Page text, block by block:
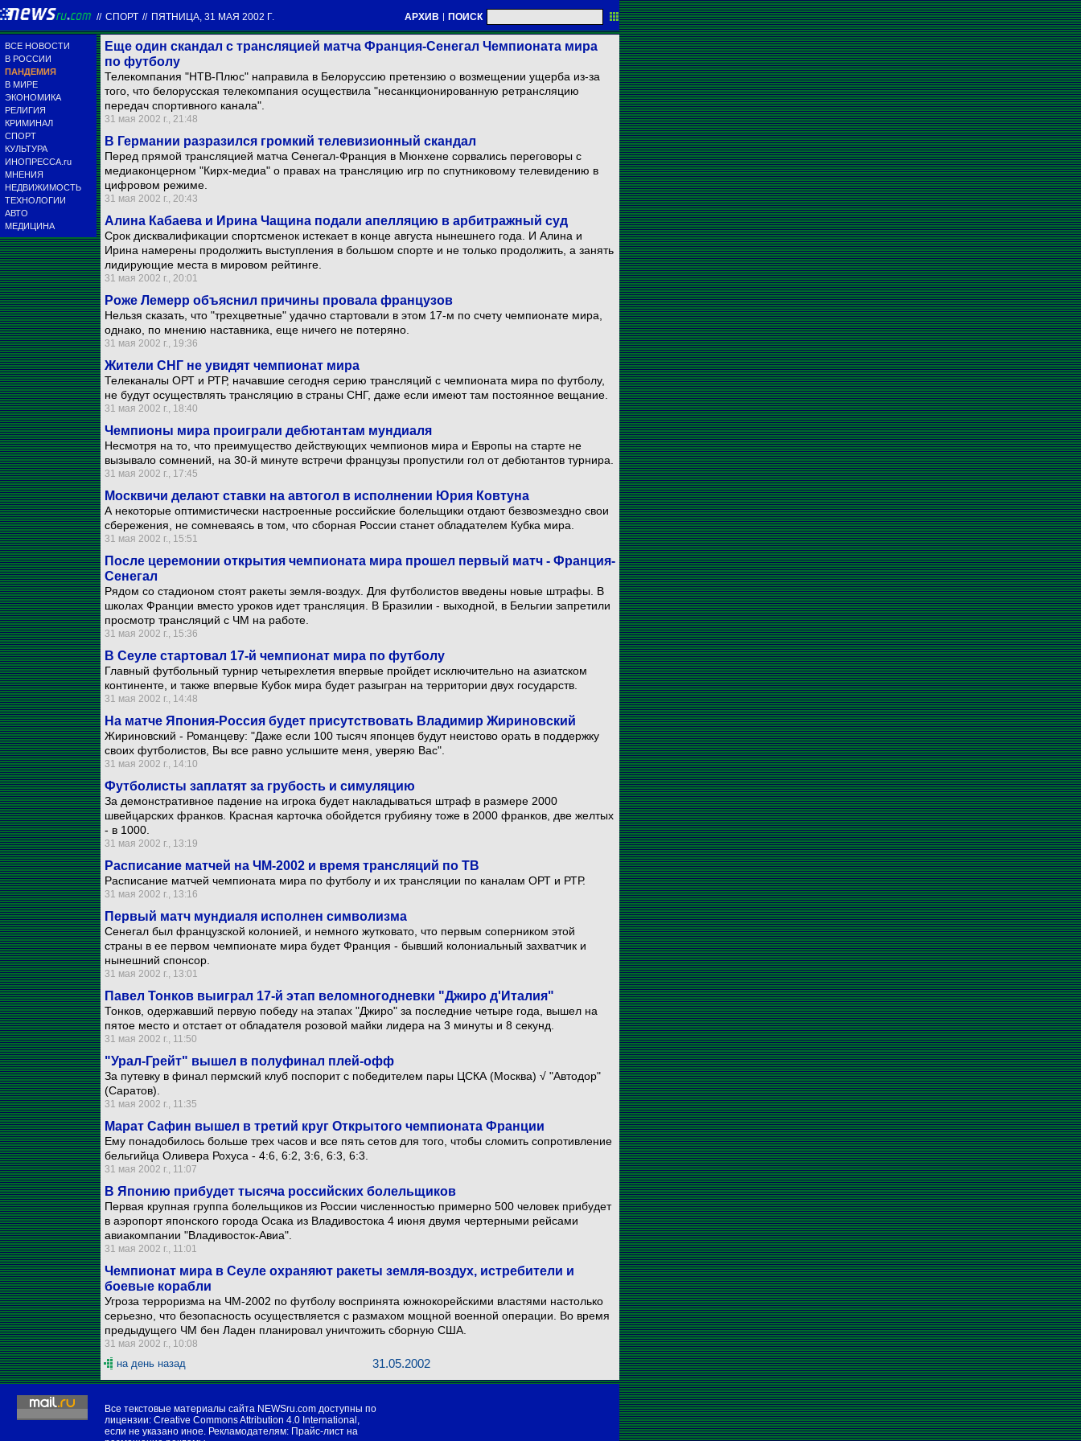
// СПОРТ // ПЯТНИЦА, 31 МАЯ 2002 Г. АРХИВ | ПОИСК
ВСЕ НОВОСТИ
В РОССИИ
ПАНДЕМИЯ
В МИРЕ
ЭКОНОМИКА
РЕЛИГИЯ
КРИМИНАЛ
СПОРТ
КУЛЬТУРА
ИНОПРЕССА.ru
МНЕНИЯ
НЕДВИЖИМОСТЬ
ТЕХНОЛОГИИ
АВТО
МЕДИЦИНА
Еще один скандал с трансляцией матча Франция-Сенегал Чемпионата мира
по футболу
Телекомпания "НТВ-Плюс" направила в Белоруссию претензию о возмещении ущерба из-за
того, что белорусская телекомпания осуществила "несанкционированную ретрансляцию
передач спортивного канала".
31 мая 2002 г., 21:48
В Германии разразился громкий телевизионный скандал
Перед прямой трансляцией матча Сенегал-Франция в Мюнхене сорвались переговоры с
медиаконцерном "Кирх-медиа" о правах на трансляцию игр по спутниковому телевидению в
цифровом режиме.
31 мая 2002 г., 20:43
Алина Кабаева и Ирина Чащина подали апелляцию в арбитражный суд
Срок дисквалификации спортсменок истекает в конце августа нынешнего года. И Алина и
Ирина намерены продолжить выступления в большом спорте и не только продолжить, а занять
лидирующие места в мировом рейтинге.
31 мая 2002 г., 20:01
Роже Лемерр объяснил причины провала французов
Нельзя сказать, что "трехцветные" удачно стартовали в этом 17-м по счету чемпионате мира,
однако, по мнению наставника, еще ничего не потеряно.
31 мая 2002 г., 19:36
Жители СНГ не увидят чемпионат мира
Телеканалы ОРТ и РТР, начавшие сегодня серию трансляций с чемпионата мира по футболу,
не будут осуществлять трансляцию в страны СНГ, даже если имеют там постоянное вещание.
31 мая 2002 г., 18:40
Чемпионы мира проиграли дебютантам мундиаля
Несмотря на то, что преимущество действующих чемпионов мира и Европы на старте не
вызывало сомнений, на 30-й минуте встречи французы пропустили гол от дебютантов турнира.
31 мая 2002 г., 17:45
Москвичи делают ставки на автогол в исполнении Юрия Ковтуна
А некоторые оптимистически настроенные российские болельщики отдают безвозмездно свои
сбережения, не сомневаясь в том, что сборная России станет обладателем Кубка мира.
31 мая 2002 г., 15:51
После церемонии открытия чемпионата мира прошел первый матч - Франция-
Сенегал
Рядом со стадионом стоят ракеты земля-воздух. Для футболистов введены новые штрафы. В
школах Франции вместо уроков идет трансляция. В Бразилии - выходной, в Бельгии запретили
просмотр трансляций с ЧМ на работе.
31 мая 2002 г., 15:36
В Сеуле стартовал 17-й чемпионат мира по футболу
Главный футбольный турнир четырехлетия впервые пройдет исключительно на азиатском
континенте, и также впервые Кубок мира будет разыгран на территории двух государств.
31 мая 2002 г., 14:48
На матче Япония-Россия будет присутствовать Владимир Жириновский
Жириновский - Романцеву: "Даже если 100 тысяч японцев будут неистово орать в поддержку
своих футболистов, Вы все равно услышите меня, уверяю Вас".
31 мая 2002 г., 14:10
Футболисты заплатят за грубость и симуляцию
За демонстративное падение на игрока будет накладываться штраф в размере 2000
швейцарских франков. Красная карточка обойдется грубияну тоже в 2000 франков, две желтых
- в 1000.
31 мая 2002 г., 13:19
Расписание матчей на ЧМ-2002 и время трансляций по ТВ
Расписание матчей чемпионата мира по футболу и их трансляции по каналам ОРТ и РТР.
31 мая 2002 г., 13:16
Первый матч мундиаля исполнен символизма
Сенегал был французской колонией, и немного жутковато, что первым соперником этой
страны в ее первом чемпионате мира будет Франция - бывший колониальный захватчик и
нынешний спонсор.
31 мая 2002 г., 13:01
Павел Тонков выиграл 17-й этап веломногодневки "Джиро д'Италия"
Тонков, одержавший первую победу на этапах "Джиро" за последние четыре года, вышел на
пятое место и отстает от обладателя розовой майки лидера на 3 минуты и 8 секунд.
31 мая 2002 г., 11:50
"Урал-Грейт" вышел в полуфинал плей-офф
За путевку в финал пермский клуб поспорит с победителем пары ЦСКА (Москва) √ "Автодор"
(Саратов).
31 мая 2002 г., 11:35
Марат Сафин вышел в третий круг Открытого чемпионата Франции
Ему понадобилось больше трех часов и все пять сетов для того, чтобы сломить сопротивление
бельгийца Оливера Рохуса - 4:6, 6:2, 3:6, 6:3, 6:3.
31 мая 2002 г., 11:07
В Японию прибудет тысяча российских болельщиков
Первая крупная группа болельщиков из России численностью примерно 500 человек прибудет
в аэропорт японского города Осака из Владивостока 4 июня двумя чертерными рейсами
авиакомпании "Владивосток-Авиа".
31 мая 2002 г., 11:01
Чемпионат мира в Сеуле охраняют ракеты земля-воздух, истребители и
боевые корабли
Угроза терроризма на ЧМ-2002 по футболу воспринята южнокорейскими властями настолько
серьезно, что безопасность осуществляется с размахом мощной военной операции. Во время
предыдущего ЧМ бен Ладен планировал уничтожить сборную США.
31 мая 2002 г., 10:08
на день назад 31.05.2002
Все текстовые материалы сайта NEWSru.com доступны по
лицензии: Creative Commons Attribution 4.0 International ,
если не указано иное. Рекламодателям: Прайс-лист на